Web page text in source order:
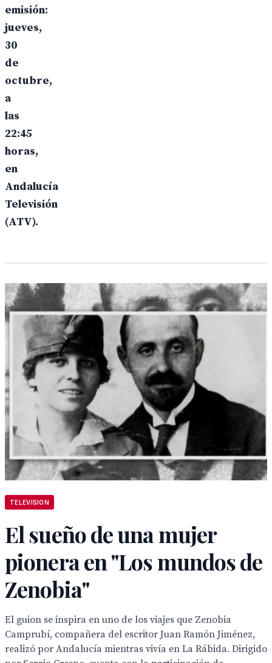
emisión:
jueves,
30
de
octubre,
a
las
22:45
horas,
en
Andalucía
Televisión
(ATV).
TELEVISION
El sueño de una mujer
pionera en "Los mundos de
Zenobia"
El guion se inspira en uno de los viajes que Zenobia
Camprubí, compañera del escritor Juan Ramón Jiménez,
realizó por Andalucía mientras vivía en La Rábida. Dirigido